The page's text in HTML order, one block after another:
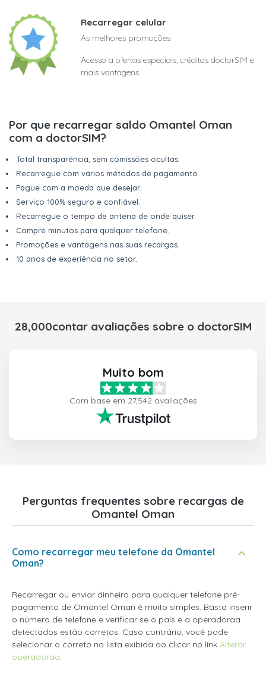
Recarregar celular
As melhores promoções
Acesso a ofertas especiais, créditos doctorSIM e
mais vantagens
Por que recarregar saldo Omantel Oman
com a doctorSIM?
Total transparência, sem comissões ocultas.
Recarregue com vários métodos de pagamento.
Pague com a moeda que desejar.
Serviço 100% seguro e confiável.
Recarregue o tempo de antena de onde quiser.
Compre minutos para qualquer telefone.
Promoções e vantagens nas suas recargas.
10 anos de experiência no setor.
28,000contar avaliações sobre o doctorSIM
Muito bom
Com base em 27,542 avaliações
Perguntas frequentes sobre recargas de
Omantel Oman
Como recarregar meu telefone da Omantel
Oman?
Recarregar ou enviar dinheiro para qualquer telefone pré-
pagamento de Omantel Oman é muito simples. Basta inserir
o número de telefone e verificar se o país e a operadoraa
detectados estão corretos. Caso contrário, você pode
selecionar o correto na lista exibida ao clicar no link Alterar
operadoraa.